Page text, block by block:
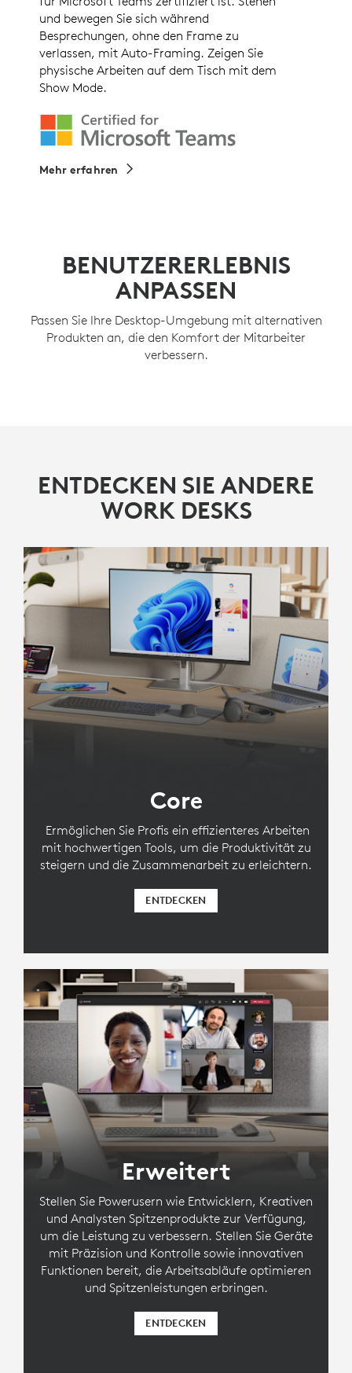
und bewegen Sie sich während
Besprechungen, ohne den Frame zu
verlassen, mit Auto-Framing. Zeigen Sie
physische Arbeiten auf dem Tisch mit dem
Show Mode.
Mehr erfahren
BENUTZERERLEBNIS
ANPASSEN
Passen Sie Ihre Desktop-Umgebung mit alternativen
Produkten an, die den Komfort der Mitarbeiter
verbessern.
ENTDECKEN SIE ANDERE
WORK DESKS
Core
Ermöglichen Sie Profis ein effizienteres Arbeiten
mit hochwertigen Tools, um die Produktivität zu
steigern und die Zusammenarbeit zu erleichtern.
ENTDECKEN
Erweitert
Stellen Sie Powerusern wie Entwicklern, Kreativen
und Analysten Spitzenprodukte zur Verfügung,
um die Leistung zu verbessern. Stellen Sie Geräte
mit Präzision und Kontrolle sowie innovativen
Funktionen bereit, die Arbeitsabläufe optimieren
und Spitzenleistungen erbringen.
ENTDECKEN